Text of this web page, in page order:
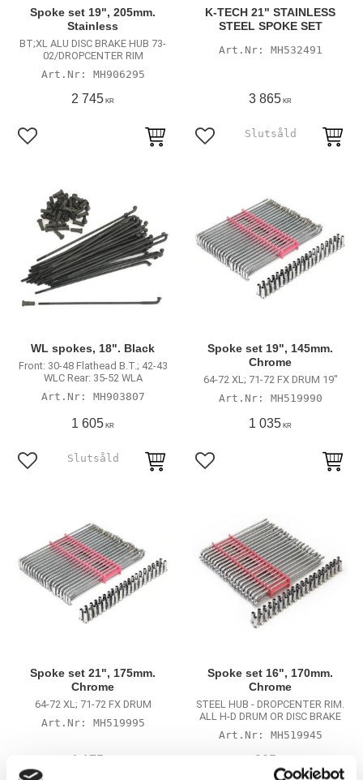
Spoke set 19", 205mm.
Stainless
BT;XL ALU DISC BRAKE HUB 73-
02/DROPCENTER RIM
MH906295
2 745 KR
Lägg till i favoriter
K-TECH 21" STAINLESS
STEEL SPOKE SET
MH532491
3 865 KR
Lägg till i favoriter
WL spokes, 18". Black
Front: 30-48 Flathead B.T.; 42-43
WLC Rear: 35-52 WLA
MH903807
1 605 KR
Lägg till i favoriter
Spoke set 19", 145mm.
Chrome
64-72 XL; 71-72 FX DRUM 19"
MH519990
1 035 KR
Lägg till i favoriter
Spoke set 21", 175mm.
Chrome
64-72 XL; 71-72 FX DRUM
MH519995
1 175
Spoke set 16", 170mm.
Chrome
STEEL HUB - DROPCENTER RIM.
ALL H-D DRUM OR DISC BRAKE
MH519945
905